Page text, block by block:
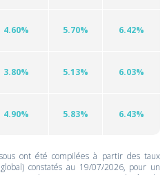
4.60% 5.70% 6.42%
3.80% 5.13% 6.03%
4.90% 5.83% 6.43%
ont été compilées à partir des taux
constatés au 19/07/2026, pour un